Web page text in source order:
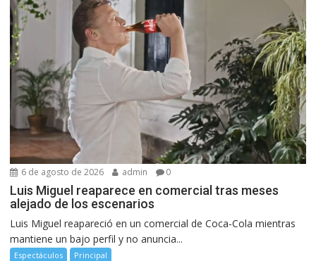
6 de agosto de 2026 admin 0
Luis Miguel reaparece en comercial tras meses
alejado de los escenarios
Luis Miguel reapareció en un comercial de Coca-Cola mientras
mantiene un bajo perfil y no anuncia...
Espectáculos Principal